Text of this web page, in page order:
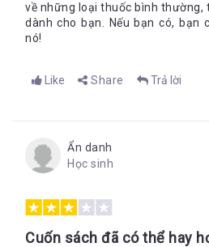
về những loại thuốc bình thường,
dành cho bạn. Nếu bạn có, bạn
nó!
Like Share Trả lời
Ẩn danh
Học sinh
Cuốn sách đã có thể hay